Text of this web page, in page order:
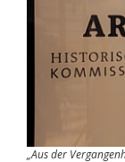
„Aus der